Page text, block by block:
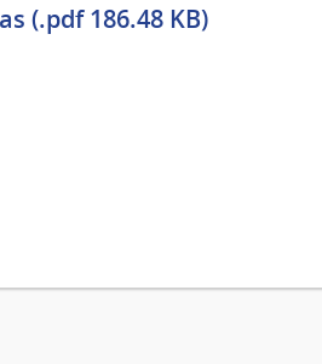
(.pdf 186.48 KB)